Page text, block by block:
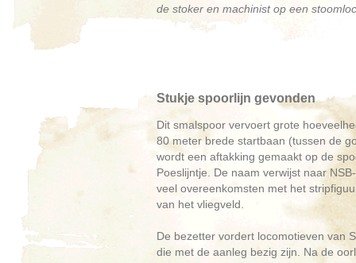
de stoker en machinist op een
Stukje spoorlijn gevonden
Dit smalspoor vervoert grote
80 meter brede startbaan (tussen de
wordt een aftakking gemaakt op de
Poeslijntje. De naam verwijst naar
veel overeenkomsten met het
van het vliegveld.
De bezetter vordert locomotieven van
die met de aanleg bezig zijn. Na de